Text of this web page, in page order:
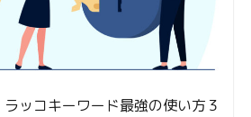
ッコキーワード最強の使い方３